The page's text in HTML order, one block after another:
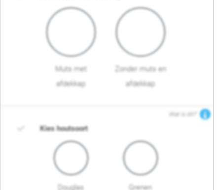
Muts met
afdekkap
Zonder muts en
afdekkap
Wat is dit?
Kies houtsoort
Douglas
Grenen